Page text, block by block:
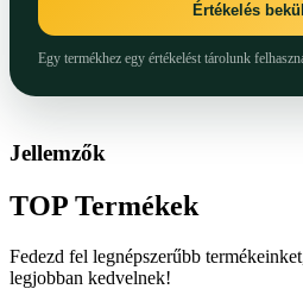
Értékelés
Egy termékhez egy értékelést tárolunk
Jellemzők
TOP Termékek
Fedezd fel legnépszerűbb
legjobban kedvelnek!